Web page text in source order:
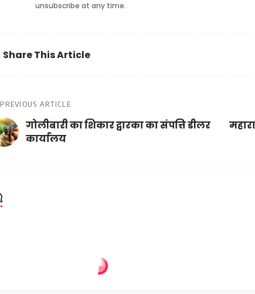
unsubscribe at any time.
Share This Article
PREVIOUS ARTICLE
गोलीबारी का शिकार द्वारका का संपत्ति डीलर
कार्यालय